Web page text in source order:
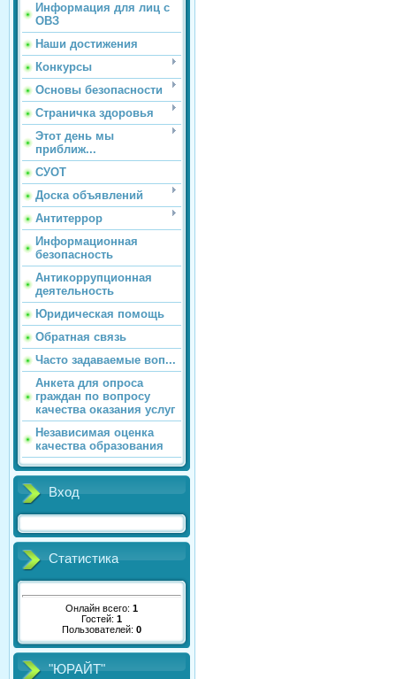
Информация для лиц с
ОВЗ
Наши достижения
Конкурсы
Основы безопасности
Страничка здоровья
Этот день мы
приближ...
СУОТ
Доска объявлений
Антитеррор
Информационная
безопасность
Антикоррупционная
деятельность
Юридическая помощь
Обратная связь
Часто задаваемые воп...
Анкета для опроса
граждан по вопросу
качества оказания услуг
Независимая оценка
качества образования
Вход
Статистика
Онлайн всего: 1
Гостей: 1
Пользователей: 0
"ЮРАЙТ"